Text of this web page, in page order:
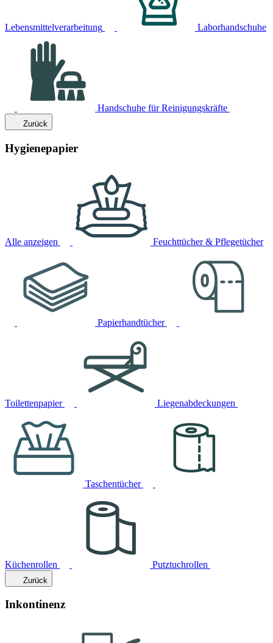
Lebensmittelverarbeitung Laborhandschuhe
Handschuhe für Reinigungskräfte
Zurück
Hygienepapier
Alle anzeigen Feuchttücher & Pflegetücher
Papierhandtücher
Toilettenpapier Liegenabdeckungen
Taschentücher
Küchenrollen Putztuchrollen
Zurück
Inkontinenz